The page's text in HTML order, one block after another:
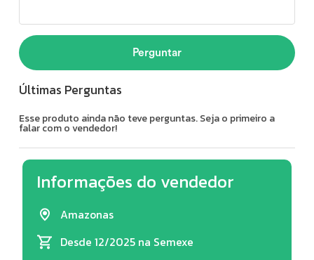
Perguntar
Últimas Perguntas
Esse produto ainda não teve perguntas. Seja o primeiro a
falar com o vendedor!
Informações do vendedor
Amazonas
Desde 12/2025 na Semexe